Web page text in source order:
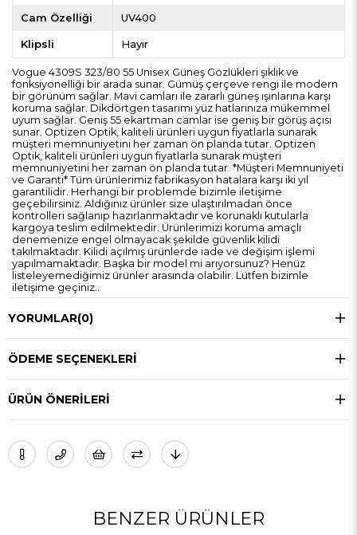
Cam Özelliği UV400
Klipsli Hayır
Vogue 4309S 323/80 55 Unisex Güneş Gözlükleri şıklık ve
fonksiyonelliği bir arada sunar. Gümüş çerçeve rengi ile modern
bir görünüm sağlar. Mavi camları ile zararlı güneş ışınlarına karşı
koruma sağlar. Dikdörtgen tasarımı yüz hatlarınıza mükemmel
uyum sağlar. Geniş 55 ekartman camlar ise geniş bir görüş açısı
sunar. Optizen Optik, kaliteli ürünleri uygun fiyatlarla sunarak
müşteri memnuniyetini her zaman ön planda tutar. Optizen
Optik, kaliteli ürünleri uygun fiyatlarla sunarak müşteri
memnuniyetini her zaman ön planda tutar. *Müşteri Memnuniyeti
ve Garanti* Tüm ürünlerimiz fabrikasyon hatalara karşı iki yıl
garantilidir. Herhangi bir problemde bizimle iletişime
geçebilirsiniz. Aldığınız ürünler size ulaştırılmadan önce
kontrolleri sağlanıp hazırlanmaktadır ve korunaklı kutularla
kargoya teslim edilmektedir. Ürünlerimizi koruma amaçlı
denemenize engel olmayacak şekilde güvenlik kilidi
takılmaktadır. Kilidi açılmış ürünlerde iade ve değişim işlemi
yapılmamaktadır. Başka bir model mi arıyorsunuz? Henüz
listeleyemediğimiz ürünler arasında olabilir. Lütfen bizimle
iletişime geçiniz..
YORUMLAR(0)
ÖDEME SEÇENEKLERI
ÜRÜN ÖNERILERI
BENZER ÜRÜNLER